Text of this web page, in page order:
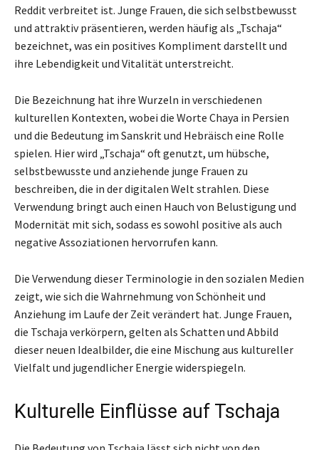
Reddit verbreitet ist. Junge Frauen, die sich selbstbewusst
und attraktiv präsentieren, werden häufig als „Tschaja“
bezeichnet, was ein positives Kompliment darstellt und
ihre Lebendigkeit und Vitalität unterstreicht.
Die Bezeichnung hat ihre Wurzeln in verschiedenen
kulturellen Kontexten, wobei die Worte Chaya in Persien
und die Bedeutung im Sanskrit und Hebräisch eine Rolle
spielen. Hier wird „Tschaja“ oft genutzt, um hübsche,
selbstbewusste und anziehende junge Frauen zu
beschreiben, die in der digitalen Welt strahlen. Diese
Verwendung bringt auch einen Hauch von Belustigung und
Modernität mit sich, sodass es sowohl positive als auch
negative Assoziationen hervorrufen kann.
Die Verwendung dieser Terminologie in den sozialen Medien
zeigt, wie sich die Wahrnehmung von Schönheit und
Anziehung im Laufe der Zeit verändert hat. Junge Frauen,
die Tschaja verkörpern, gelten als Schatten und Abbild
dieser neuen Idealbilder, die eine Mischung aus kultureller
Vielfalt und jugendlicher Energie widerspiegeln.
Kulturelle Einflüsse auf Tschaja